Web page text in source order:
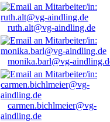
ruth.alt@vg-aindling.de
monika.barl@vg-
carmen.bichlmeier@vg-
aindling.de